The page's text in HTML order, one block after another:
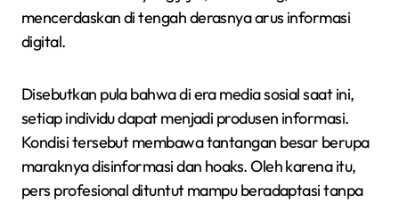
mencerdaskan di tengah derasnya arus informasi
digital.
Disebutkan pula bahwa di era media sosial saat ini,
setiap individu dapat menjadi produsen informasi.
Kondisi tersebut membawa tantangan besar berupa
maraknya disinformasi dan hoaks. Oleh karena itu,
pers profesional dituntut mampu beradaptasi tanpa